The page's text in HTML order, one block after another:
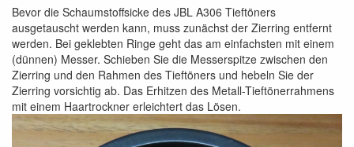
Bevor die Schaumstoffsicke des JBL A306 Tieftöners
ausgetauscht werden kann, muss zunächst der Zierring entfernt
werden. Bei geklebten Ringe geht das am einfachsten mit einem
(dünnen) Messer. Schieben Sie die Messerspitze zwischen den
Zierring und den Rahmen des Tieftöners und hebeln Sie der
Zierring vorsichtig ab. Das Erhitzen des Metall-Tieftönerrahmens
mit einem Haartrockner erleichtert das Lösen.